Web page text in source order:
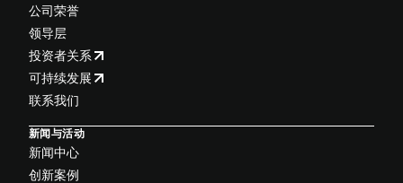
公司荣誉
领导层
投资者关系
可持续发展
联系我们
新闻与活动
新闻中心
创新案例